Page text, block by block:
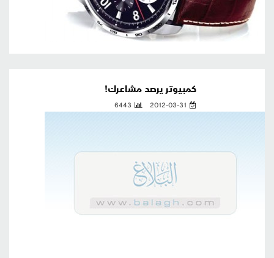
كمبيوتر يرصد مشاعرك!
2012-03-31
6443